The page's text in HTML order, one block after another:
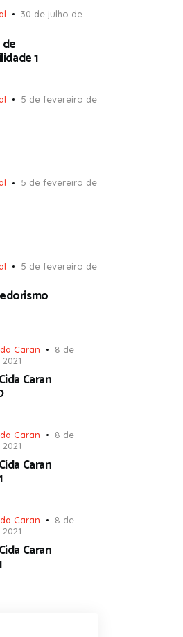
30 de julho de
1
5 de fevereiro de
5 de fevereiro de
5 de fevereiro de
Caran
8 de
Caran
Caran
8 de
Caran
Caran
8 de
Caran